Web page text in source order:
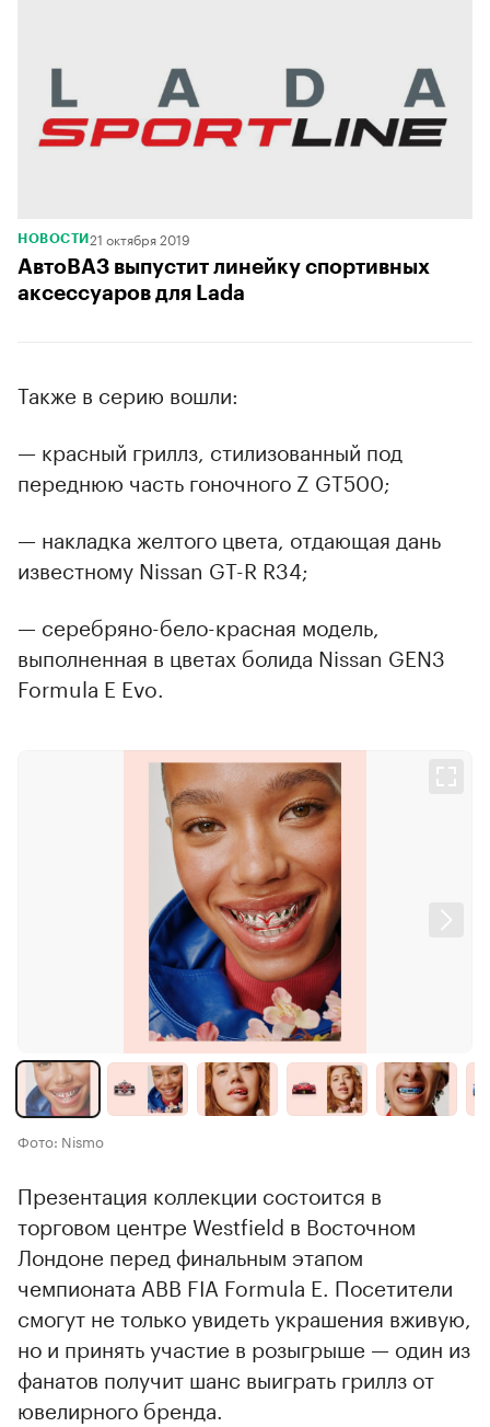
НОВОСТИ 21 октября 2019
АвтоВАЗ выпустит линейку спортивных
аксессуаров для Lada
Также в серию вошли:
— красный гриллз, стилизованный под
переднюю часть гоночного Z GT500;
— накладка желтого цвета, отдающая дань
известному Nissan GT-R R34;
— серебряно-бело-красная модель,
выполненная в цветах болида Nissan GEN3
Formula E Evo.
Фото: Nismo
Презентация коллекции состоится в
торговом центре Westfield в Восточном
Лондоне перед финальным этапом
чемпионата ABB FIA Formula E. Посетители
смогут не только увидеть украшения вживую,
но и принять участие в розыгрыше — один из
фанатов получит шанс выиграть гриллз от
ювелирного бренда.